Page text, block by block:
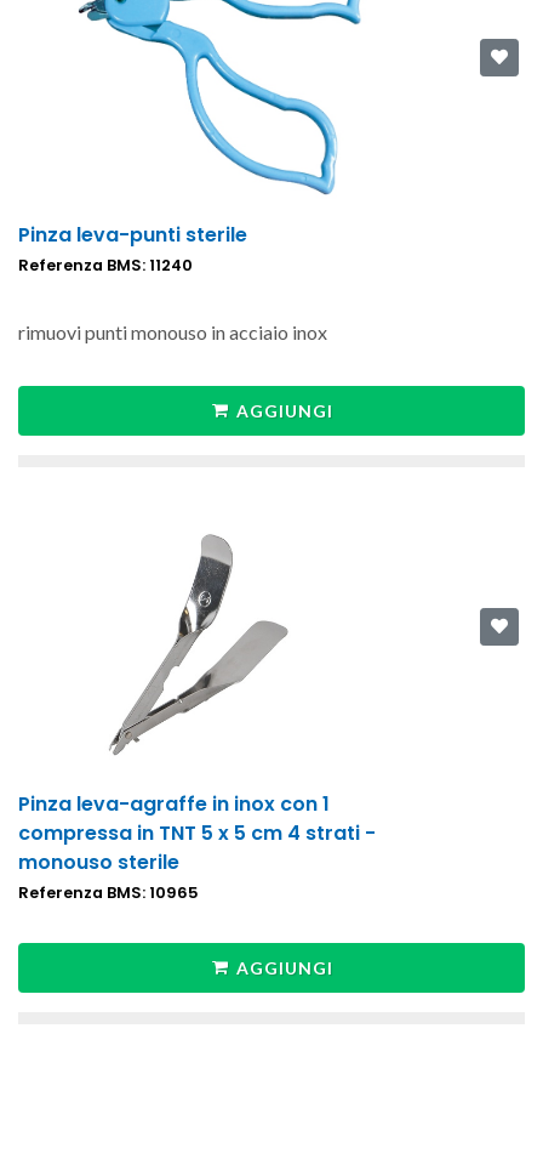
Pinza leva-punti sterile
Referenza BMS: 11240
rimuovi punti monouso in acciaio inox
AGGIUNGI
Pinza leva-agraffe in inox con 1
compressa in TNT 5 x 5 cm 4 strati -
monouso sterile
Referenza BMS: 10965
AGGIUNGI